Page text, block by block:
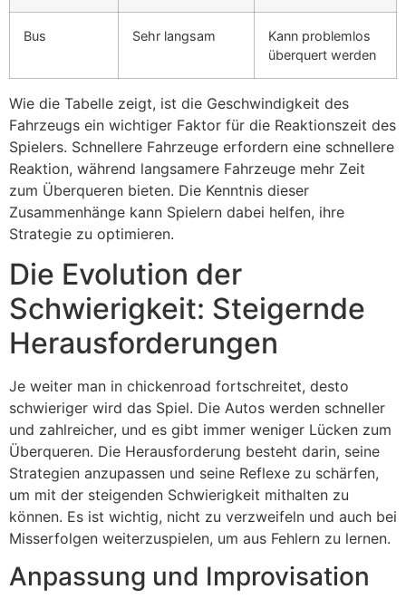
Bus Sehr langsam
Kann problemlos
überquert werden
Wie die Tabelle zeigt, ist die Geschwindigkeit des
Fahrzeugs ein wichtiger Faktor für die Reaktionszeit des
Spielers. Schnellere Fahrzeuge erfordern eine schnellere
Reaktion, während langsamere Fahrzeuge mehr Zeit
zum Überqueren bieten. Die Kenntnis dieser
Zusammenhänge kann Spielern dabei helfen, ihre
Strategie zu optimieren.
Die Evolution der
Schwierigkeit: Steigernde
Herausforderungen
Je weiter man in chickenroad fortschreitet, desto
schwieriger wird das Spiel. Die Autos werden schneller
und zahlreicher, und es gibt immer weniger Lücken zum
Überqueren. Die Herausforderung besteht darin, seine
Strategien anzupassen und seine Reflexe zu schärfen,
um mit der steigenden Schwierigkeit mithalten zu
können. Es ist wichtig, nicht zu verzweifeln und auch bei
Misserfolgen weiterzuspielen, um aus Fehlern zu lernen.
Anpassung und Improvisation